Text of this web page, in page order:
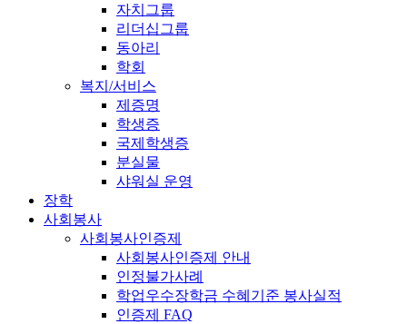
자치그룹
리더십그룹
동아리
학회
복지/서비스
제증명
학생증
국제학생증
분실물
샤워실 운영
장학
사회봉사
사회봉사인증제
사회봉사인증제 안내
인정불가사례
학업우수장학금 수혜기준 봉사실적
인증제 FAQ